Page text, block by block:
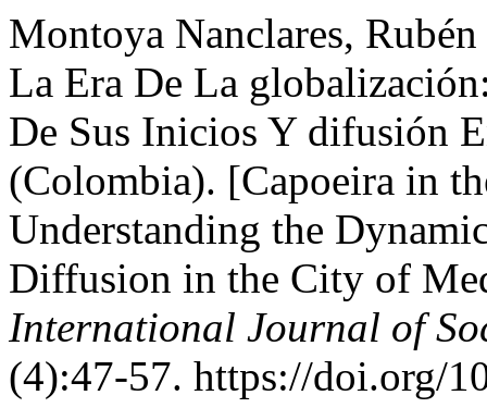
Montoya Nanclares,
La Era De La
De Sus Inicios Y difusión
(Colombia). [Capoeira in
Understanding the
Diffusion in the City of
International Journal of
(4):47-57. https://doi.org/